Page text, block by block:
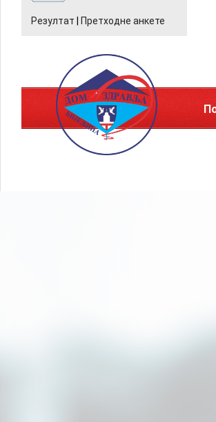
Резултат Претходне анкете